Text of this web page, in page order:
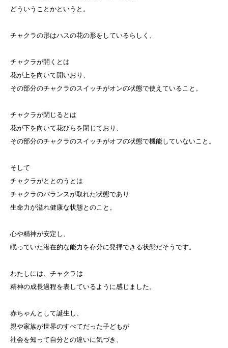
どういうことかというと。
チャクラの形はハスの花の形をしているらしく、
チャクラが開くとは
花が上を向いて開いおり、
その部分のチャクラのスイッチがオンの状態で使えていること。
チャクラが閉じるとは
花が下を向いて花びらを閉じており、
その部分のチャクラのスイッチがオフの状態で機能していないこと。
そして
チャクラがととのうとは
チャクラのバランスが取れた状態であり
生命力が溢れ健康な状態とのこと。
心や精神が安定し、
眠っていた潜在的な能力を存分に発揮できる状態だそうです。
わたしには、チャクラは
精神の成長過程を表しているように感じました。
赤ちゃんとして誕生し、
親や家族が世界のすべてだった子どもが
社会を知って自分との違いに気づき、